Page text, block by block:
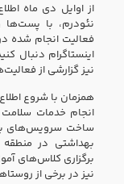
از اوایل دی ماه
نئودرم، با پست‌ها
فعالیت انجام شده
اینستاگرام دنبال
نیز گزارشی از
همزمان با شروع
انجام خدمات
بهداشتی در
نیز در برخی از